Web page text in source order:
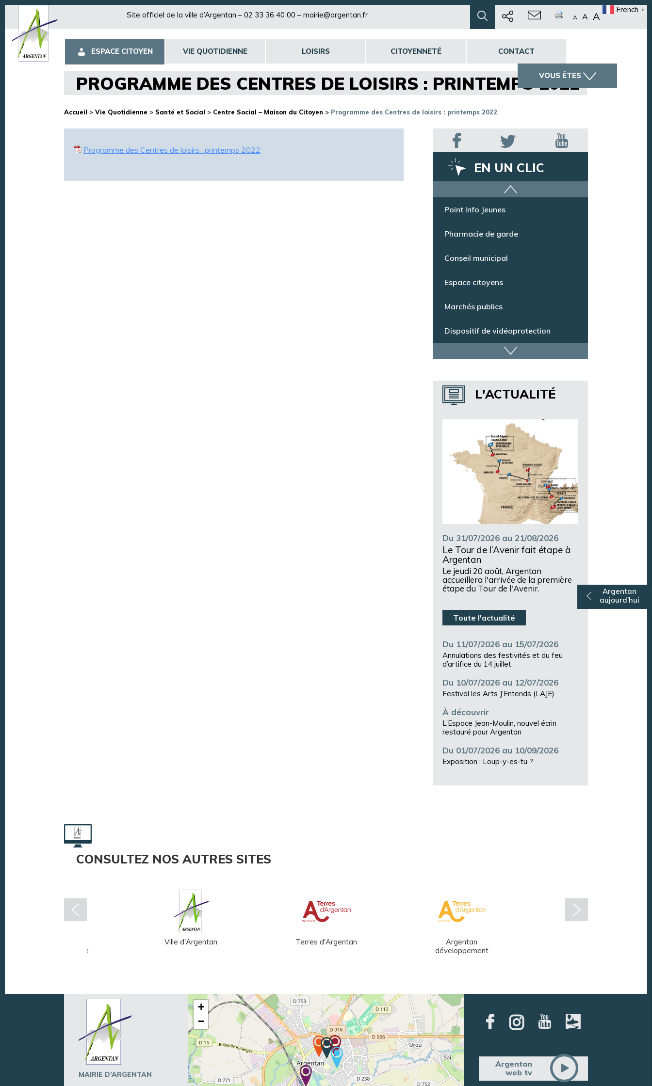
Site officiel de la ville d’Argentan – 02 33 36 40 00 – mairie@argentan.fr A A A
French ▼
ESPACE CITOYEN VIE QUOTIDIENNE LOISIRS CITOYENNETÉ CONTACT
VOUS ÊTES
Argentan
aujourd'hui
PROGRAMME DES CENTRES DE LOISIRS : PRINTEMPS 2022
Accueil > Vie Quotidienne > Santé et Social > Centre Social – Maison du Citoyen > Programme des Centres de loisirs : printemps 2022
Programme des Centres de loisirs : printemps 2022
EN UN CLIC
Offres d’emploi
Point Info Jeunes
Pharmacie de garde
Conseil municipal
Espace citoyens
Marchés publics
Dispositif de vidéoprotection
Annuaire des services
Annuaire des associations
Argentan Aujourd’hui
L'ACTUALITÉ
Du 31/07/2026 au 21/08/2026
Le Tour de l’Avenir fait étape à
Argentan
Le jeudi 20 août, Argentan
accueillera l'arrivée de la première
étape du Tour de l'Avenir.
Toute l'actualité
Du 11/07/2026 au 15/07/2026
Annulations des festivités et du feu
d’artifice du 14 juillet
Du 10/07/2026 au 12/07/2026
Festival les Arts J’Entends (LAJE)
À découvrir
L’Espace Jean-Moulin, nouvel écrin
restauré pour Argentan
Du 01/07/2026 au 10/09/2026
Exposition : Loup-y-es-tu ?
CONSULTEZ NOS AUTRES SITES
Léger - André Mare
Ville d'Argentan Terres d'Argentan
Argentan
développement
MAIRIE D’ARGENTAN
+
−
Argentan
web tv